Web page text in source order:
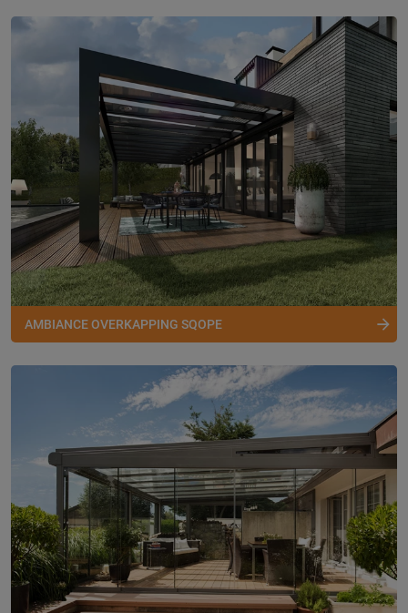
AMBIANCE OVERKAPPING SQOPE